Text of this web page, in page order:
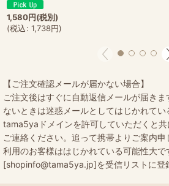
1,580円(税別)
(税込: 1,738円)
【ご注文確認メールが届かない場合】
ご注文後はすぐに自動返信メールが届き
ないときは迷惑メールとしてはじかれてい
tama5yaドメインを許可していただくと共
ご連絡ください。追って携帯よりご案内
利用のお客様ははじかれている可能性大で
[shopinfo@tama5ya.jp]を受信リストに登